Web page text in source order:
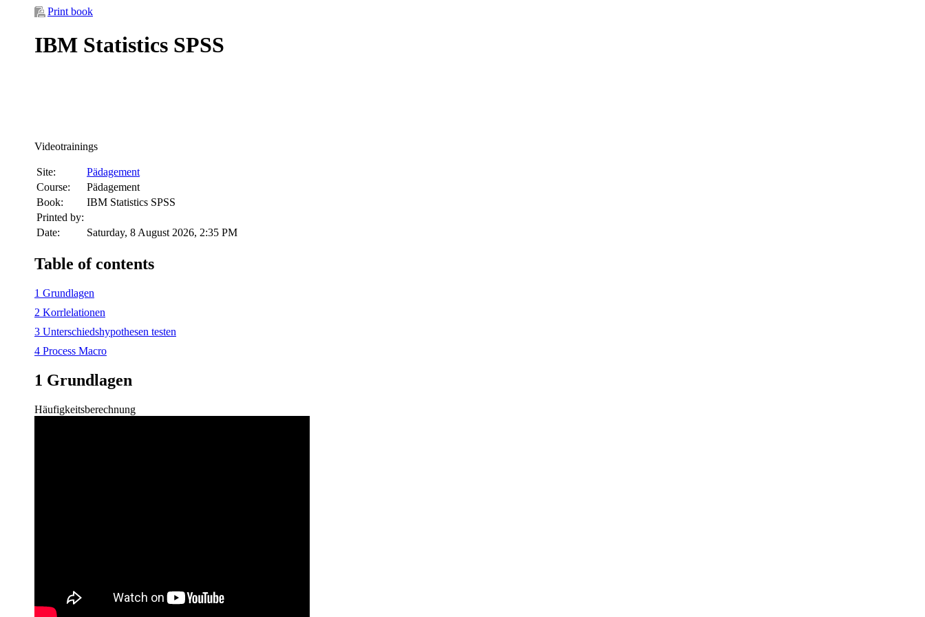
Print book
IBM Statistics SPSS
Videotrainings
Site:
Pädagement
Course:
Pädagement
Book:
IBM Statistics SPSS
Printed by:
Date:
Saturday, 8 August 2026, 2:35 PM
Table of contents
1 Grundlagen
2 Korrlelationen
3 Unterschiedshypothesen testen
4 Process Macro
1 Grundlagen
Häufigkeitsberechnung